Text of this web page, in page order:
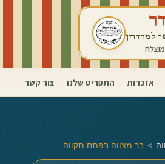
למהדרין
אזכרות התפריט שלנו צור קשר
> בר מצווה בפתח תקווה